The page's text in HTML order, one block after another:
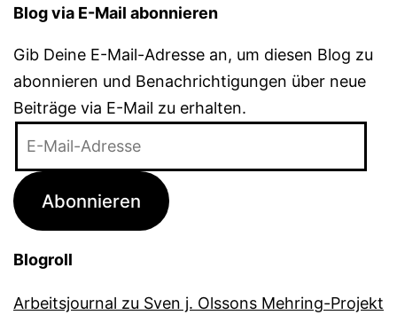
Blog via E-Mail abonnieren
Gib Deine E-Mail-Adresse an, um diesen Blog zu
abonnieren und Benachrichtigungen über neue
Beiträge via E-Mail zu erhalten.
Adresse
Abonnieren
Blogroll
Arbeitsjournal zu Sven j. Olssons Mehring-Projekt